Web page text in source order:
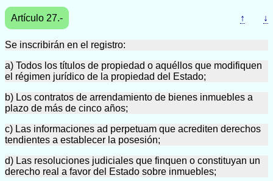
Artículo 27.- ↑ ↓
Se inscribirán en el registro:
a) Todos los títulos de propiedad o aquéllos que modifiquen
el régimen jurídico de la propiedad del Estado;
b) Los contratos de arrendamiento de bienes inmuebles a
plazo de más de cinco años;
c) Las informaciones ad perpetuam que acrediten derechos
tendientes a establecer la posesión;
d) Las resoluciones judiciales que finquen o constituyan un
derecho real a favor del Estado sobre inmuebles;